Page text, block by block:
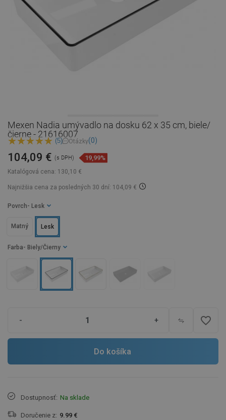
Mexen Nadia umývadlo na dosku 62 x 35 cm, biele/
čierne - 21616007
(5) Otázky(0)
Katalógová cena: 130,10 €
104,09 € (s DPH) 19,99%
Najnižšia cena za posledných 30 dní: 104,09 €
Farba - Biely/Čierny
Povrch - Lesk
Lesk
Matný
- + favorite_border
Do košíka
Dostupnosť: Na sklade
Doručenie z: 9.99 €